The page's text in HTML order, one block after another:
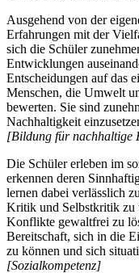
Ausgehend von der
Erfahrungen mit der
sich die Schüler
Entwicklungen
Entscheidungen auf das
Menschen, die Umwelt
bewerten. Sie sind
Nachhaltigkeit
[Bildung für nachhaltige
Die Schüler erleben im
erkennen deren
lernen dabei verlässlich
Kritik und Selbstkritik zu
Konflikte gewaltfrei zu
Bereitschaft, sich in die
zu können und sich
[Sozialkompetenz]